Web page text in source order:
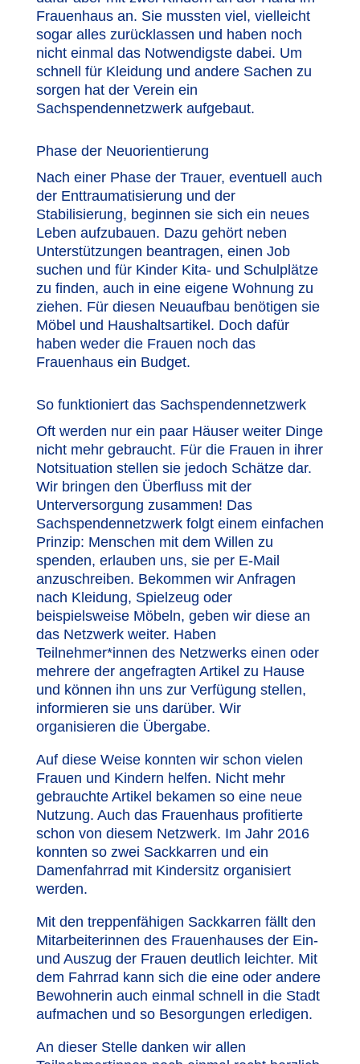
Frauenhaus an. Sie mussten viel, vielleicht
sogar alles zurücklassen und haben noch
nicht einmal das Notwendigste dabei. Um
schnell für Kleidung und andere Sachen zu
sorgen hat der Verein ein
Sachspendennetzwerk aufgebaut.
Phase der Neuorientierung
Nach einer Phase der Trauer, eventuell auch
der Enttraumatisierung und der
Stabilisierung, beginnen sie sich ein neues
Leben aufzubauen. Dazu gehört neben
Unterstützungen beantragen, einen Job
suchen und für Kinder Kita- und Schulplätze
zu finden, auch in eine eigene Wohnung zu
ziehen. Für diesen Neuaufbau benötigen sie
Möbel und Haushaltsartikel. Doch dafür
haben weder die Frauen noch das
Frauenhaus ein Budget.
So funktioniert das Sachspendennetzwerk
Oft werden nur ein paar Häuser weiter Dinge
nicht mehr gebraucht. Für die Frauen in ihrer
Notsituation stellen sie jedoch Schätze dar.
Wir bringen den Überfluss mit der
Unterversorgung zusammen! Das
Sachspendennetzwerk folgt einem einfachen
Prinzip: Menschen mit dem Willen zu
spenden, erlauben uns, sie per E-Mail
anzuschreiben. Bekommen wir Anfragen
nach Kleidung, Spielzeug oder
beispielsweise Möbeln, geben wir diese an
das Netzwerk weiter. Haben
Teilnehmer*innen des Netzwerks einen oder
mehrere der angefragten Artikel zu Hause
und können ihn uns zur Verfügung stellen,
informieren sie uns darüber. Wir
organisieren die Übergabe.
Auf diese Weise konnten wir schon vielen
Frauen und Kindern helfen. Nicht mehr
gebrauchte Artikel bekamen so eine neue
Nutzung. Auch das Frauenhaus profitierte
schon von diesem Netzwerk. Im Jahr 2016
konnten so zwei Sackkarren und ein
Damenfahrrad mit Kindersitz organisiert
werden.
Mit den treppenfähigen Sackkarren fällt den
Mitarbeiterinnen des Frauenhauses der Ein-
und Auszug der Frauen deutlich leichter. Mit
dem Fahrrad kann sich die eine oder andere
Bewohnerin auch einmal schnell in die Stadt
aufmachen und so Besorgungen erledigen.
An dieser Stelle danken wir allen